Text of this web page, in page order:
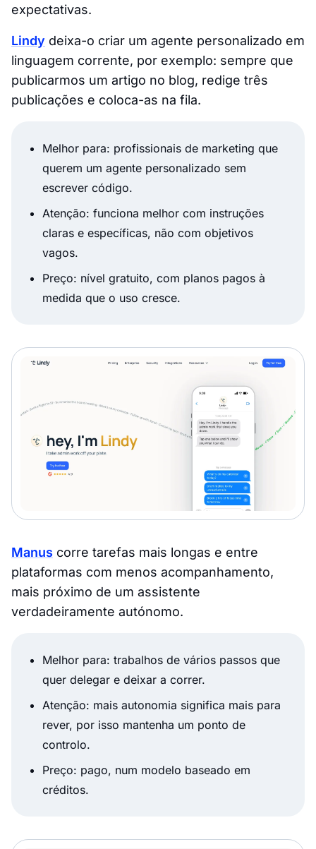
expectativas.
Lindy deixa-o criar um agente personalizado em
linguagem corrente, por exemplo: sempre que
publicarmos um artigo no blog, redige três
publicações e coloca-as na fila.
Melhor para: profissionais de marketing que
querem um agente personalizado sem
escrever código.
Atenção: funciona melhor com instruções
claras e específicas, não com objetivos
vagos.
Preço: nível gratuito, com planos pagos à
medida que o uso cresce.
Manus corre tarefas mais longas e entre
plataformas com menos acompanhamento,
mais próximo de um assistente
verdadeiramente autónomo.
Melhor para: trabalhos de vários passos que
quer delegar e deixar a correr.
Atenção: mais autonomia significa mais para
rever, por isso mantenha um ponto de
controlo.
Preço: pago, num modelo baseado em
créditos.